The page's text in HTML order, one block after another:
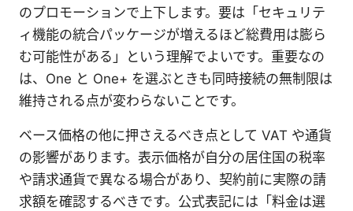
のプロモーションで上下します。要は「セキュリテ
ィ機能の統合パッケージが増えるほど総費用は膨ら
む可能性がある」という理解でよいです。重要なの
は、One と One+ を選ぶときも同時接続の無制限は
維持される点が変わらないことです。
ベース価格の他に押さえるべき点として VAT や通貨
の影響があります。表示価格が自分の居住国の税率
や請求通貨で異なる場合があり、契約前に実際の請
求額を確認するべきです。公式表記には「料金は選